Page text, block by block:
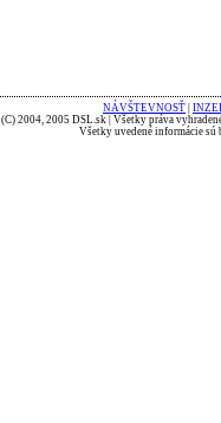
NÁVŠTEVNOSŤ
(C) 2004, 2005 DSL.sk | Všetky práva
Všetky uvedené informácie sú